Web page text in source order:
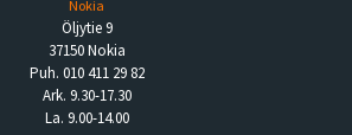
Nokia
Öljytie 9
37150 Nokia
Puh. 010 411 29 82
Ark. 9.30-17.30
La. 9.00-14.00